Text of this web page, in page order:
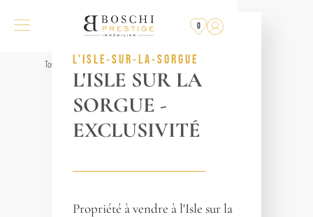
0
Tous les biensL'ISLE-SUR-LA-SORGUE
L'ISLE SUR LA
SORGUE -
EXCLUSIVITÉ
Propriété à vendre à l'Isle sur la